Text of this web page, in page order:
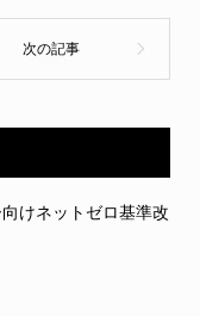
けネットゼロ基準改